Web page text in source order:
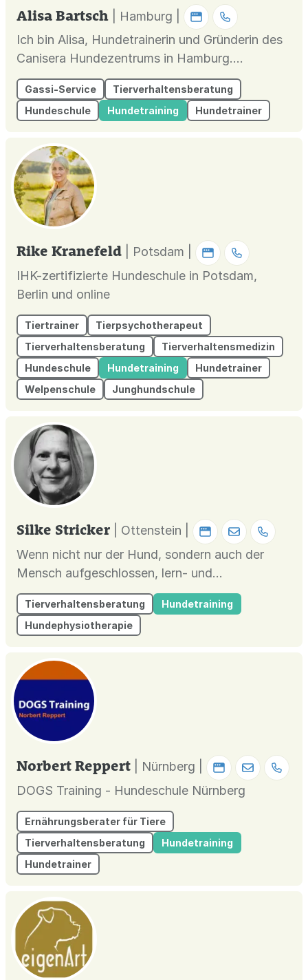
Alisa Bartsch
| Hamburg |
Ich bin Alisa, Hundetrainerin und Gründerin des
Canisera Hundezentrums in Hamburg.
Angefangen hat alles mit Loki, meinem
Herdenschutzhund-Mix aus Rumänien. Er hat
mir ziemlich deutlich gezeigt, dass man mit
Mensch-Hund-Team individuell betrachtet
werden...
Gassi-Service
Tierverhaltensberatung
Hundeschule
Hundetraining Hundetrainer
Rike Kranefeld
| Potsdam |
IHK-zertifizierte Hundeschule in Potsdam,
Berlin und online
Tiertrainer
Tierpsychotherapeut
Tierverhaltensberatung
Tierverhaltensmedizin
Hundeschule
Hundetraining
Hundetrainer
Welpenschule
Junghundschule
Silke Stricker
| Ottenstein |
Wenn nicht nur der Hund, sondern auch der
Mensch aufgeschlossen, lern- und
veränderungsbereit ist, dann wird gemeinsames
Lernen erfolgreich sein.
Tierverhaltensberatung
Hundetraining
Hundephysiotherapie
Norbert Reppert
| Nürnberg |
DOGS Training - Hundeschule Nürnberg
Ernährungsberater für Tiere
Tierverhaltensberatung
Hundetraining
Hundetrainer